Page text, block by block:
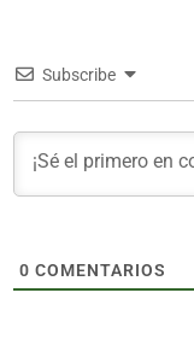
Subscribe
0 COMENTARIOS